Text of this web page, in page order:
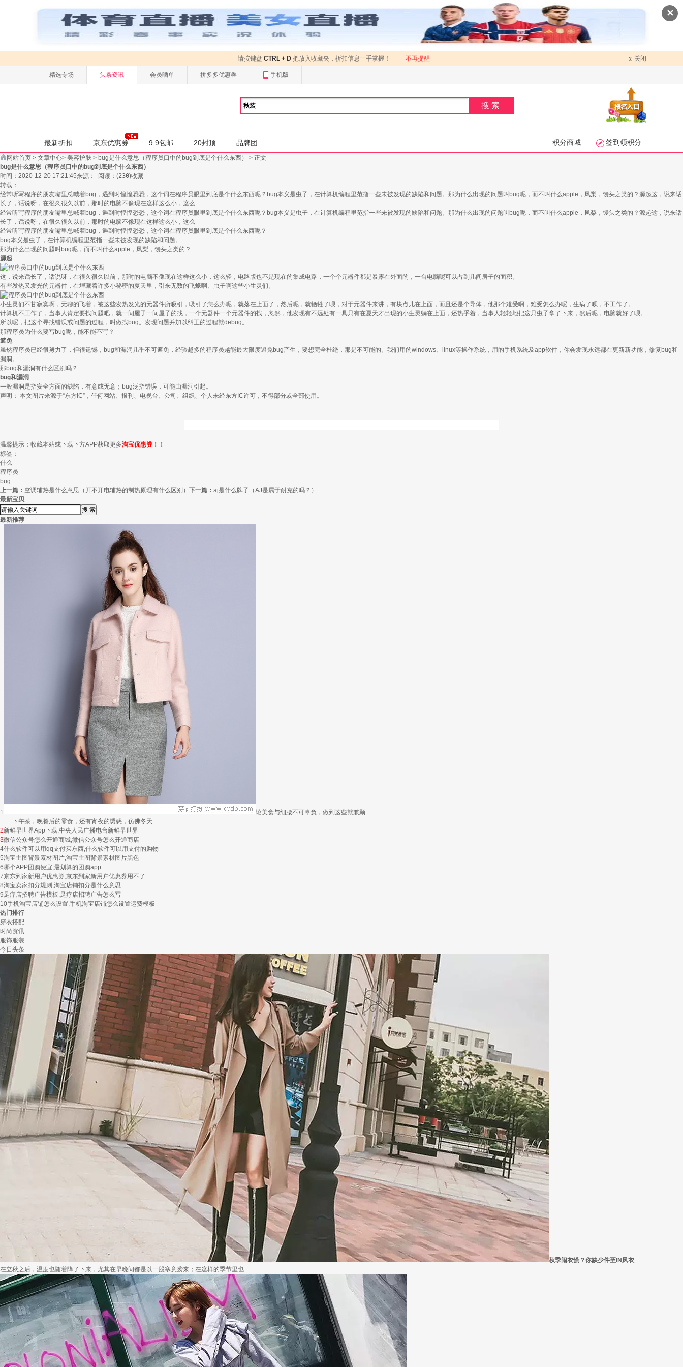
✕
请按键盘 CTRL + D 把放入收藏夹，折扣信息一手掌握！ 不再提醒 x 关闭
精选专场 头条资讯 会员晒单 拼多多优惠券 手机版
搜索
最新折扣 京东优惠券 9.9包邮 20封顶 品牌团 积分商城 签到领积分
网站首页 > 文章中心> 美容护肤 > bug是什么意思（程序员口中的bug到底是个什么东西）
> 正文
bug是什么意思（程序员口中的bug到底是个什么东西）
时间：2020-12-20 17:21:45来源： 阅读： (230)收藏
转载：
经常听写程序的朋友嘴里总喊着bug，遇到时惶惶恐恐，这个词在程序员眼里到底是个什么东西呢？bug本义是虫子，在计算机编程里范指一些未被发现的缺陷和问题。那为什么出现的问题叫bug呢，而不叫什么apple，凤梨，馒头之类的？源起这，说来话
长了，话说呀，在很久很久以前，那时的电脑不像现在这样这么小，这么
经常听写程序的朋友嘴里总喊着bug，遇到时惶惶恐恐，这个词在程序员眼里到底是个什么东西呢？bug本义是虫子，在计算机编程里范指一些未被发现的缺陷和问题。那为什么出现的问题叫bug呢，而不叫什么apple，凤梨，馒头之类的？源起这，说来话
长了，话说呀，在很久很久以前，那时的电脑不像现在这样这么小，这么
经常听写程序的朋友嘴里总喊着bug，遇到时惶惶恐恐，这个词在程序员眼里到底是个什么东西呢？
bug本义是虫子，在计算机编程里范指一些未被发现的缺陷和问题。
那为什么出现的问题叫bug呢，而不叫什么apple，凤梨，馒头之类的？
源起
这，说来话长了，话说呀，在很久很久以前，那时的电脑不像现在这样这么小，这么轻，电路版也不是现在的集成电路，一个个元器件都是暴露在外面的，一台电脑呢可以占到几间房子的面积。
有些发热又发光的元器件，在埋藏着许多小秘密的夏天里，引来无数的飞蛾啊、虫子啊这些小生灵们。
小生灵们不甘寂寞啊，无聊的飞着，被这些发热发光的元器件所吸引，吸引了怎么办呢，就落在上面了，然后呢，就牺牲了呗，对于元器件来讲，有块点儿在上面，而且还是个导体，他那个难受啊，难受怎么办呢，生病了呗，不工作了。
计算机不工作了，当事人肯定要找问题吧，就一间屋子一间屋子的找，一个元器件一个元器件的找，忽然，他发现有不远处有一具只有在夏天才出现的小生灵躺在上面，还热乎着，当事人轻轻地把这只虫子拿了下来，然后呢，电脑就好了呗。
所以呢，把这个寻找错误或问题的过程，叫做找bug。发现问题并加以纠正的过程就debug。
那程序员为什么要写bug呢，能不能不写？
避免
虽然程序员已经很努力了，但很遗憾，bug和漏洞几乎不可避免，经验越多的程序员越能最大限度避免bug产生，要想完全杜绝，那是不可能的。我们用的windows、linux等操作系统，用的手机系统及app软件，你会发现永远都在更新新功能，修复bug和
漏洞。
那bug和漏洞有什么区别吗？
bug和漏洞
一般漏洞是指安全方面的缺陷，有意或无意；bug泛指错误，可能由漏洞引起。
声明： 本文图片来源于“东方IC”，任何网站、报刊、电视台、公司、组织、个人未经东方IC许可，不得部分或全部使用。
温馨提示：收藏本站或下载下方APP获取更多淘宝优惠券 ！！
标签：
什么
程序员
bug
上一篇： 空调辅热是什么意思（开不开电辅热的制热原理有什么区别） 下一篇： aj是什么牌子（AJ是属于耐克的吗？）
最新宝贝
最新推荐
1
论美食与细腰不可辜负，做到这些就兼顾
下午茶，晚餐后的零食，还有宵夜的诱惑，仿佛冬天......
2新鲜早世界App下载,中央人民广播电台新鲜早世界
3微信公众号怎么开通商城,微信公众号怎么开通商店
4什么软件可以用qq支付买东西,什么软件可以用支付的购物
5淘宝主图背景素材图片,淘宝主图背景素材图片黑色
6哪个APP团购便宜,最划算的团购app
7京东到家新用户优惠券,京东到家新用户优惠券用不了
8淘宝卖家扣分规则,淘宝店铺扣分是什么意思
9足疗店招聘广告模板,足疗店招聘广告怎么写
10手机淘宝店铺怎么设置,手机淘宝店铺怎么设置运费模板
热门排行
穿衣搭配
时尚资讯
服饰服装
今日头条
秋季闹衣慌？你缺少件至IN风衣
在立秋之后，温度也随着降了下来，尤其在早晚间都是以一股寒意袭来；在这样的季节里也......